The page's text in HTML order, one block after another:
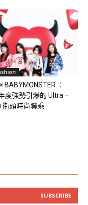
BABYMONSTER ：
度強勢引爆的 Ultra –
街頭時尚聯乘
SUBSCRIBE